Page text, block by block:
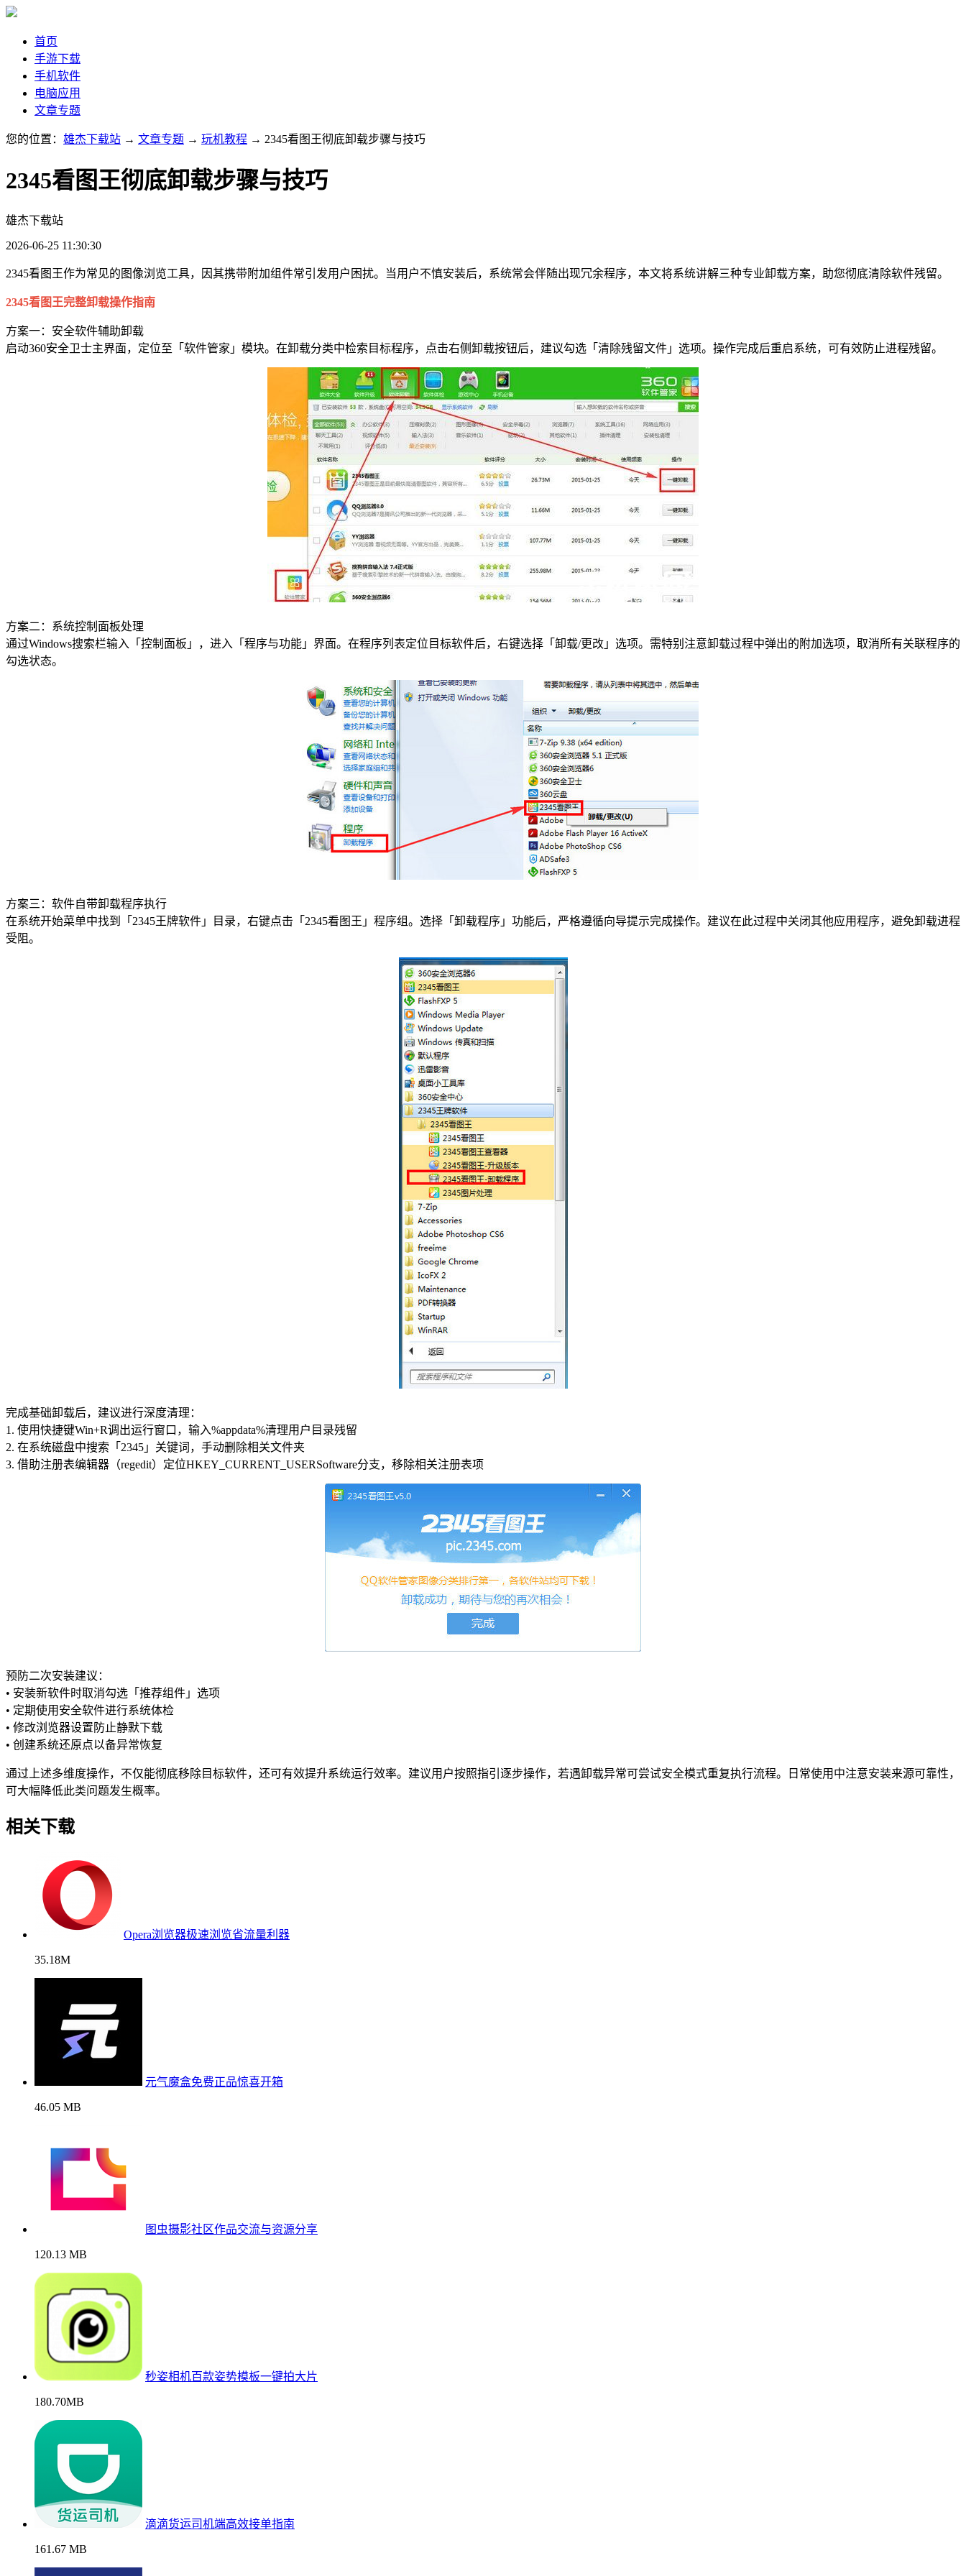
首页
手游下载
手机软件
电脑应用
文章专题
您的位置： 雄杰下载站 → 文章专题 → 玩机教程 → 2345看图王彻底卸载步骤与技巧
2345看图王彻底卸载步骤与技巧
雄杰下载站
2026-06-25 11:30:30
2345看图王作为常见的图像浏览工具，因其携带附加组件常引发用户困扰。当用户不慎安装后，系统常会伴随出现冗余程序，本文将系统讲解三种专业卸载方案，助您彻底清除软件残留。
2345看图王完整卸载操作指南
方案一：安全软件辅助卸载
启动360安全卫士主界面，定位至「软件管家」模块。在卸载分类中检索目标程序，点击右侧卸载按钮后，建议勾选「清除残留文件」选项。操作完成后重启系统，可有效防止进程残留。
方案二：系统控制面板处理
通过Windows搜索栏输入「控制面板」，进入「程序与功能」界面。在程序列表定位目标软件后，右键选择「卸载/更改」选项。需特别注意卸载过程中弹出的附加选项，取消所有关联程序的
勾选状态。
方案三：软件自带卸载程序执行
在系统开始菜单中找到「2345王牌软件」目录，右键点击「2345看图王」程序组。选择「卸载程序」功能后，严格遵循向导提示完成操作。建议在此过程中关闭其他应用程序，避免卸载进程
受阻。
完成基础卸载后，建议进行深度清理：
1. 使用快捷键Win+R调出运行窗口，输入%appdata%清理用户目录残留
2. 在系统磁盘中搜索「2345」关键词，手动删除相关文件夹
3. 借助注册表编辑器（regedit）定位HKEY_CURRENT_USERSoftware分支，移除相关注册表项
预防二次安装建议：
• 安装新软件时取消勾选「推荐组件」选项
• 定期使用安全软件进行系统体检
• 修改浏览器设置防止静默下载
• 创建系统还原点以备异常恢复
通过上述多维度操作，不仅能彻底移除目标软件，还可有效提升系统运行效率。建议用户按照指引逐步操作，若遇卸载异常可尝试安全模式重复执行流程。日常使用中注意安装来源可靠性，
可大幅降低此类问题发生概率。
相关下载
Opera浏览器极速浏览省流量利器
35.18M
元气魔盒免费正品惊喜开箱
46.05 MB
图虫摄影社区作品交流与资源分享
120.13 MB
秒姿相机百款姿势模板一键拍大片
180.70MB
滴滴货运司机端高效接单指南
161.67 MB